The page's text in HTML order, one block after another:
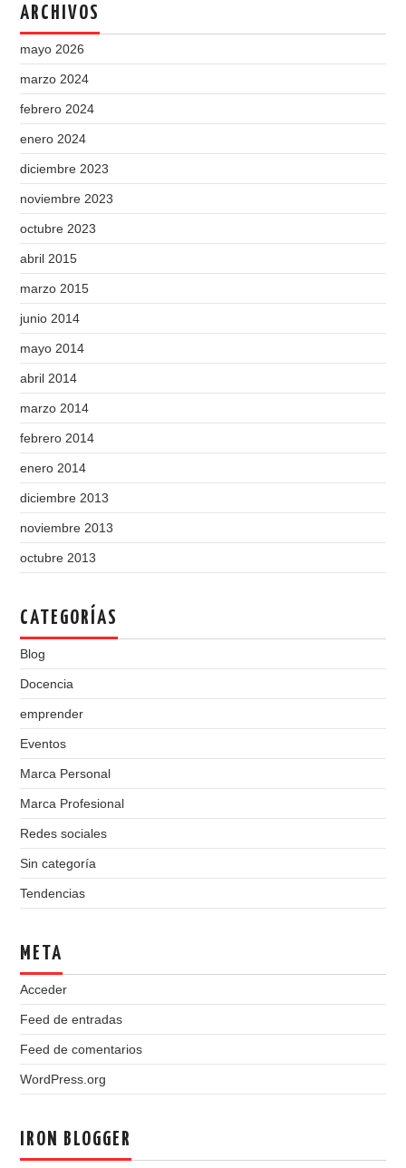
ARCHIVOS
mayo 2026
marzo 2024
febrero 2024
enero 2024
diciembre 2023
noviembre 2023
octubre 2023
abril 2015
marzo 2015
junio 2014
mayo 2014
abril 2014
marzo 2014
febrero 2014
enero 2014
diciembre 2013
noviembre 2013
octubre 2013
CATEGORÍAS
Blog
Docencia
emprender
Eventos
Marca Personal
Marca Profesional
Redes sociales
Sin categoría
Tendencias
META
Acceder
Feed de entradas
Feed de comentarios
WordPress.org
IRON BLOGGER